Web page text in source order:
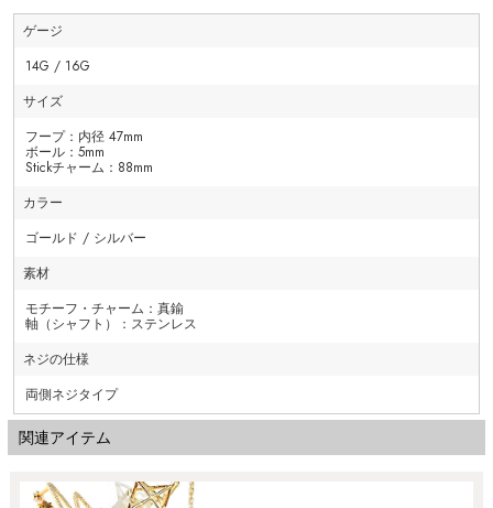
ゲージ
14G / 16G
サイズ
フープ：内径 47mm
ボール：5mm
Stickチャーム：88mm
カラー
ゴールド / シルバー
素材
モチーフ・チャーム：真鍮
軸（シャフト）：ステンレス
ネジの仕様
両側ネジタイプ
関連アイテム